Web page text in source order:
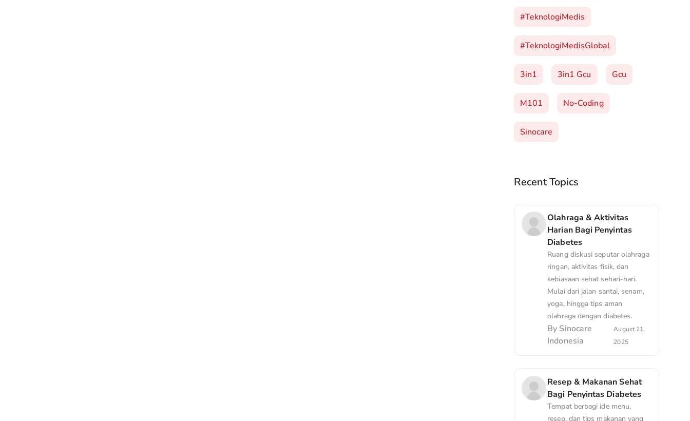
#TeknologiMedis
#TeknologiMedisGlobal
3in1 3in1 Gcu Gcu
M101 No-Coding
Sinocare
Recent Topics
Olahraga & Aktivitas
Harian Bagi Penyintas
Diabetes
Ruang diskusi seputar olahraga
ringan, aktivitas fisik, dan
kebiasaan sehat sehari-hari.
Mulai dari jalan santai, senam,
yoga, hingga tips aman
olahraga dengan diabetes.
By Sinocare
Indonesia
August 21,
2025
Resep & Makanan Sehat
Bagi Penyintas Diabetes
Tempat berbagi ide menu,
resep, dan tips makanan yang